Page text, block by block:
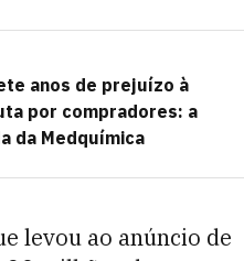
anos de prejuízo à
por compradores: a
da Medquímica
levou ao anúncio de